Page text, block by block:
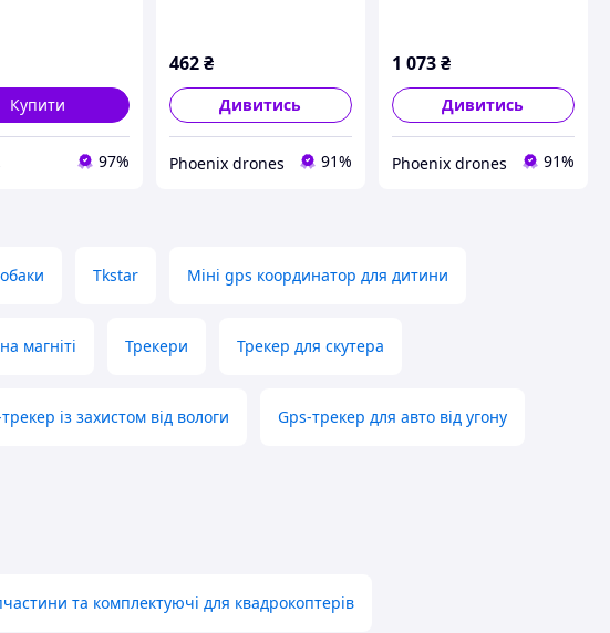
Купити
97%
462 ₴
Дивитись
Phoenix drones 91%
1 073₴
Дивитись
Phoenix drones 91%
Tkstar Міні gps координатор для дитини
магніті Трекери Трекер для скутера
трекер із захистом від вологи Gps-трекер для авто від угону
та комплектуючі для квадрокоптерів